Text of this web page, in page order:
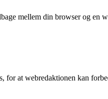
mellem din browser og en
for at webredaktionen kan